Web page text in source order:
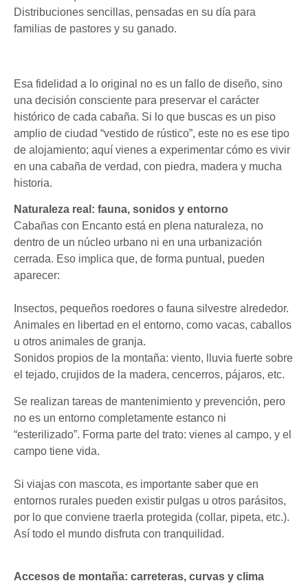
Distribuciones sencillas, pensadas en su día para
familias de pastores y su ganado.
Esa fidelidad a lo original no es un fallo de diseño, sino
una decisión consciente para preservar el carácter
histórico de cada cabaña. Si lo que buscas es un piso
amplio de ciudad “vestido de rústico”, este no es ese tipo
de alojamiento; aquí vienes a experimentar cómo es vivir
en una cabaña de verdad, con piedra, madera y mucha
historia.
Naturaleza real: fauna, sonidos y entorno
Cabañas con Encanto está en plena naturaleza, no
dentro de un núcleo urbano ni en una urbanización
cerrada. Eso implica que, de forma puntual, pueden
aparecer:
Insectos, pequeños roedores o fauna silvestre alrededor.
Animales en libertad en el entorno, como vacas, caballos
u otros animales de granja.
Sonidos propios de la montaña: viento, lluvia fuerte sobre
el tejado, crujidos de la madera, cencerros, pájaros, etc.
Se realizan tareas de mantenimiento y prevención, pero
no es un entorno completamente estanco ni
“esterilizado”. Forma parte del trato: vienes al campo, y el
campo tiene vida.
Si viajas con mascota, es importante saber que en
entornos rurales pueden existir pulgas u otros parásitos,
por lo que conviene traerla protegida (collar, pipeta, etc.).
Así todo el mundo disfruta con tranquilidad.
Accesos de montaña: carreteras, curvas y clima